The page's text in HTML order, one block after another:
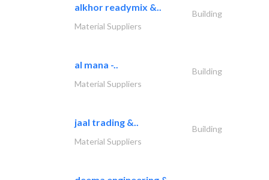
alkhor readymix &..
Building
Material Suppliers
al mana -..
Building
Material Suppliers
jaal trading &..
Building
Material Suppliers